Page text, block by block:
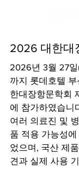
2026 대한대
2026년 3월 27일
까지 롯데호텔
한대장항문학회
에 참가하였습니
여러 의료진 및
품 적용 가능성
었으며, 국산 제
견과 실제 사용